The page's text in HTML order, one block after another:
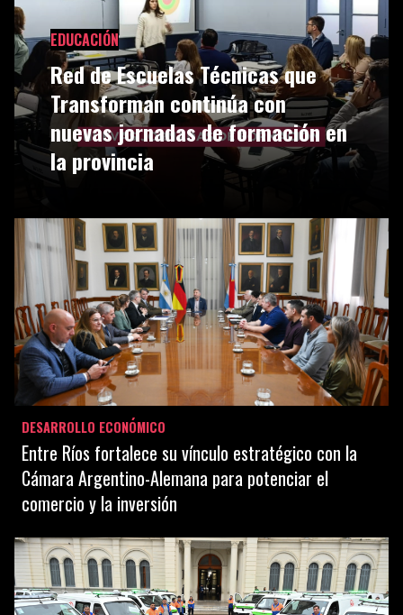
EDUCACIÓN
Red de Escuelas Técnicas que
Transforman continúa con
nuevas jornadas de formación en
la provincia
DESARROLLO ECONÓMICO
Entre Ríos fortalece su vínculo estratégico con la
Cámara Argentino-Alemana para potenciar el
comercio y la inversión